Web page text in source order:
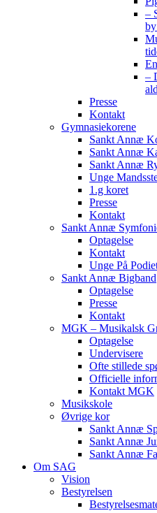
–
–
Presse
Kontakt
Gymnasiekorene
Sankt Annæ
Sankt Annæ
Sankt Annæ
Unge
1.g koret
Presse
Kontakt
Sankt Annæ
Optagelse
Kontakt
Unge På
Sankt Annæ Bigband
Optagelse
Presse
Kontakt
MGK – Musikalsk
Optagelse
Undervisere
Ofte stillede
Officielle
Kontakt MGK
Musikskole
Øvrige kor
Sankt Annæ
Sankt Annæ
Sankt Annæ
Om SAG
Vision
Bestyrelsen